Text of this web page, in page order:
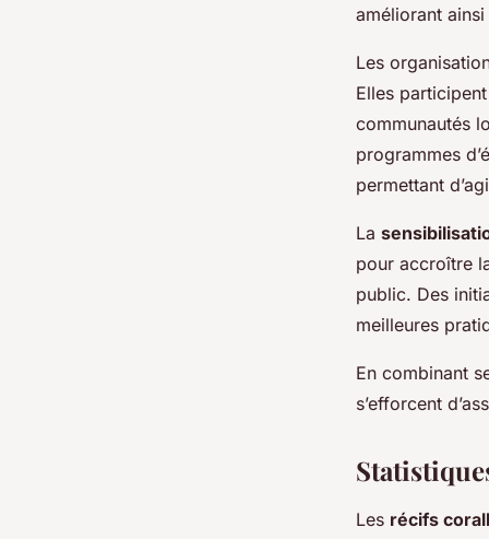
améliorant
Les
Elles
communautés
programmes
permettant
La
pour accroître
public. Des
meilleures
En combinant
s’efforcent
Les récifs